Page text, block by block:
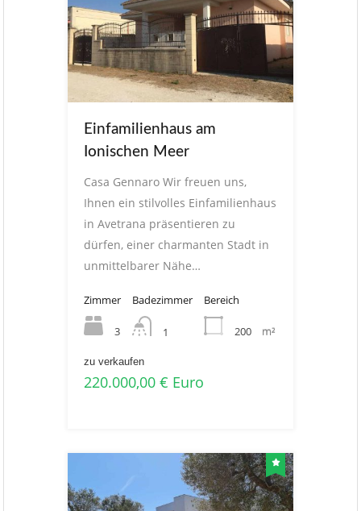
Einfamilienhaus am
Ionischen Meer
Casa Gennaro Wir freuen uns,
Ihnen ein stilvolles Einfamilienhaus
in Avetrana präsentieren zu
dürfen, einer charmanten Stadt in
unmittelbarer Nähe…
Zimmer
3
Badezimmer
1
Bereich
200 m²
zu verkaufen
220.000,00 € Euro